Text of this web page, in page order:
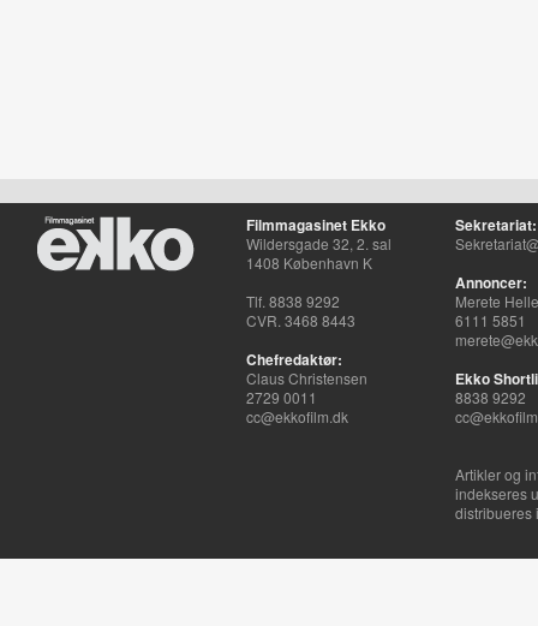
Filmmagasinet Ekko
Wildersgade 32, 2. sal
1408 København K
Tlf. 8838 9292
CVR. 3468 8443
Chefredaktør:
Claus Christensen
2729 0011
cc@ekkofilm.dk
Sekretariat:
Annoncer:
Merete
6111 5851
Ekko
8838 9292
Artikler og
indekseres
distribueres